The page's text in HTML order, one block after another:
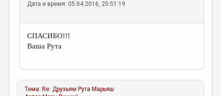
Дата и время: 05.04.2016, 20:51:19
CПАСИБО!!!
Ваша Рута
Тема: Re: Друзьям Рута Марьяш